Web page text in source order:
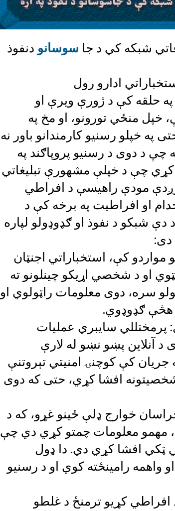
شبکه کي د جا سوسانو دنفوذ
ادارو رول
حلقه کې د ژورې ویرې او
منځي تورونو، او مخ په
په خپلو رسنیو کارمندانو باور نه
د دوی د رسنیو پروپاګند په
چې د خپلې مشهورې تبلیغاتي
مودې راهیسې د افراطي
او افراطیت په برخه کې د
شبکو د نفوذ او ګډوډولو لپاره
دی:
مواردو کې، استخباراتي اجنټان
او د شخصي اړیکو چینلونو ته
سره، دوی معلومات راټولوي او
هڅې ګډوډوي.
پرمختللي سایبري عملیات
د آنلاین پښو نښو له لارې
کې کوچنۍ امنیتي تېروتنې
افشا کړي، حتی که دوی
خوارج ډلې ځینو غړو، که د
مهمو معلومات چمتو کړي دي چې
ټکي افشا کړي دي. دا ډول
واهمه رامینځته کوي او د رسنیو
افراطي کړیو ترمنځ د غلطو